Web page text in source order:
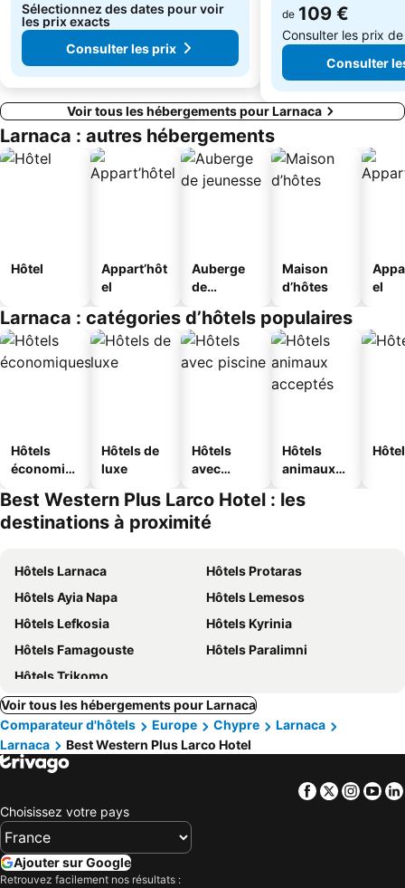
Sélectionnez des dates pour voir
les prix exacts
Consulter les prix
de 109 €
Consulter les prix
Consulter
Voir tous les hébergements pour Larnaca
Larnaca : autres hébergements
Hôtel
Appart’hôt
el
Auberge
de
Maison
d’hôtes
el
Larnaca : catégories d’hôtels populaires
Hôtels
économiq
Hôtels de
luxe
Hôtels
avec
Hôtels
animaux
Best Western Plus Larco Hotel : les
destinations à proximité
Hôtels Larnaca
Hôtels Protaras
Hôtels Ayia Napa
Hôtels Lemesos
Hôtels Lefkosia
Hôtels Kyrinia
Hôtels Famagouste
Hôtels Paralimni
Hôtels Trikomo
Voir tous les hébergements pour Larnaca
Comparateur d'hôtels
Europe Chypre
Larnaca
Larnaca
Best Western Plus Larco Hotel
Facebook
Twitter
Choisissez votre pays
Ajouter sur Google
Retrouvez facilement nos résultats :